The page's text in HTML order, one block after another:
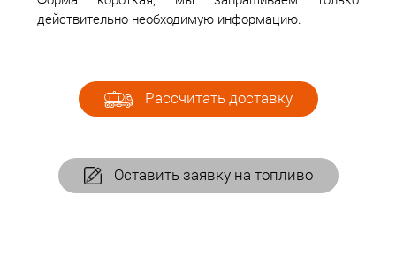
действительно необходимую информацию.
Рассчитать доставку
Оставить заявку на топливо